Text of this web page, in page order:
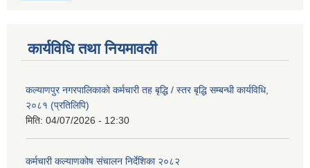
कार्यविधि तथा नियमावली
कल्याणपुर नगरपालिकाको कर्मचारी तह बृद्धि / स्तर बृद्धि सम्बन्धी कार्यविधि,
२०८१ (प्रतिलिपि)
मिति: 04/07/2026 - 12:30
कर्मचारी कल्याणकोष संचालन निर्देशिका २०८२